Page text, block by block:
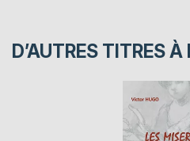
D’AUTRES TITRES À